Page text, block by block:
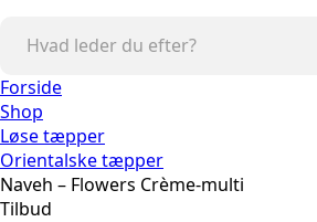
Forside
Shop
Løse tæpper
Orientalske tæpper
Naveh – Flowers Crème-multi
Tilbud